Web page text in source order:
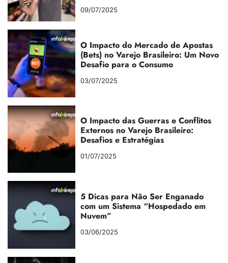
09/07/2025
O Impacto do Mercado de Apostas
(Bets) no Varejo Brasileiro: Um Novo
Desafio para o Consumo
03/07/2025
O Impacto das Guerras e Conflitos
Externos no Varejo Brasileiro:
Desafios e Estratégias
01/07/2025
5 Dicas para Não Ser Enganado
com um Sistema “Hospedado em
Nuvem”
03/06/2025